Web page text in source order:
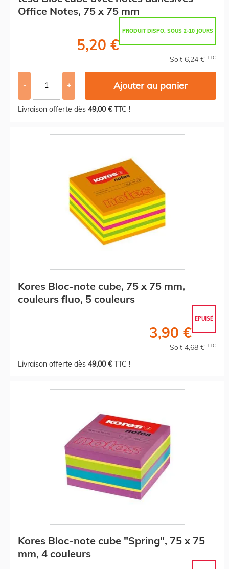
Office Notes, 75 x 75 mm
PRODUIT DISPO. SOUS 2-10 JOURS
5,20 €
Soit 6,24 € TTC
- + Ajouter au panier
Livraison offerte dès 49,00 €TTC !
Kores Bloc-note cube, 75 x 75 mm,
couleurs fluo, 5 couleurs
EPUISÉ
3,90 €
Soit 4,68 € TTC
Livraison offerte dès 49,00 €TTC !
Kores Bloc-note cube "Spring", 75 x 75
mm, 4 couleurs